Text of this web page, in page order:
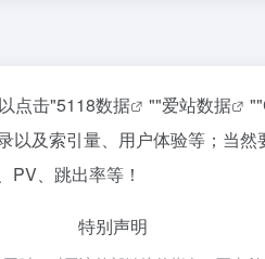
点击"5118数据 ""爱站数据 ""
及索引量、用户体验等；当
PV、跳出率等！
特别声明